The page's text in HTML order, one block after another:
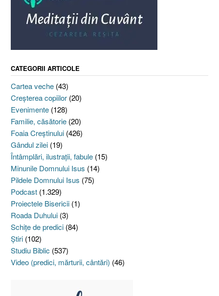
CATEGORII ARTICOLE
Cartea veche (43)
Creşterea copiilor (20)
Evenimente (128)
Familie, căsătorie (20)
Foaia Creştinului (426)
Gândul zilei (19)
Întâmplări, ilustraţii, fabule (15)
Minunile Domnului Isus (14)
Pildele Domnului Isus (75)
Podcast (1.329)
Proiectele Bisericii (1)
Roada Duhului (3)
Schiţe de predici (84)
Ştiri (102)
Studiu Biblic (537)
Video (predici, mărturii, cântări) (46)